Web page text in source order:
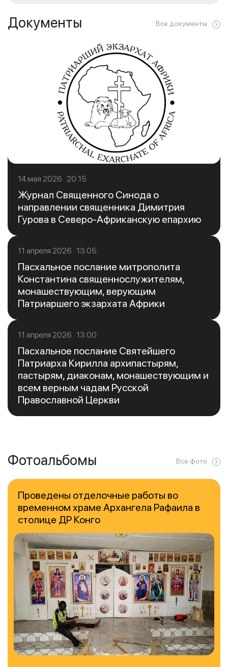
Документы Все документы
14 мая 2026 20:15
Журнал Священного Синода о
направлении священника Димитрия
Гурова в Северо-Африканскую епархию
11 апреля 2026 13:05
Пасхальное послание митрополита
Константина священнослужителям,
монашествующим, верующим
Патриаршего экзархата Африки
11 апреля 2026 13:00
Пасхальное послание Святейшего
Патриарха Кирилла архипастырям,
пастырям, диаконам, монашествующим и
всем верным чадам Русской
Православной Церкви
Фотоальбомы Все фото
Проведены отделочные работы во
временном храме Архангела Рафаила в
столице ДР Конго